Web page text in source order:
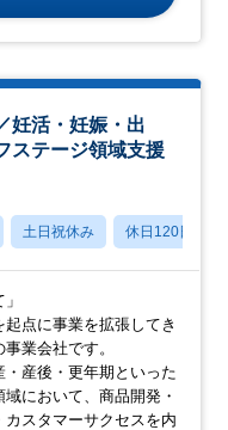
妊活・妊娠・出
ステージ領域支援
土日祝休み 休日120日以上
起点に事業を拡張してき
業会社です。
・産後・更年期といった
において、商品開発・
カスタマーサクセスを内